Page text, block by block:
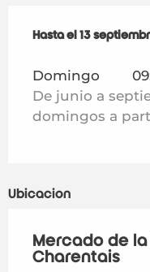
Del14 junio 2026al
Hasta el 13
Domingo
De junio a
domingos a
Ubicación
Mercado de
Charentais